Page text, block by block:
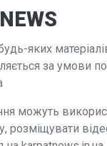
NEWS
яких
за умови
можуть
розміщувати